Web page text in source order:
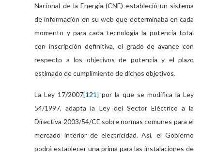
Nacional de la Energía (CNE) estableció un sistema
de información en su web que determinaba en cada
momento y para cada tecnología la potencia total
con inscripción definitiva, el grado de avance con
respecto a los objetivos de potencia y el plazo
estimado de cumplimiento de dichos objetivos.
La Ley 17/2007[121] por la que se modifica la Ley
54/1997, adapta la Ley del Sector Eléctrico a la
Directiva 2003/54/CE sobre normas comunes para el
mercado interior de electricidad. Así, el Gobierno
podrá establecer una prima para las instalaciones de